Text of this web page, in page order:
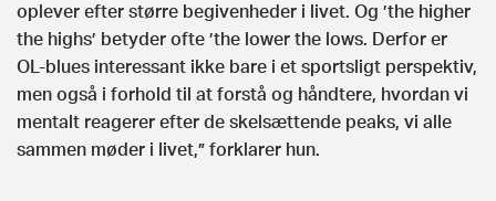
oplever efter større begivenheder i livet. Og ’the higher
the highs’ betyder ofte ’the lower the lows. Derfor er
OL-blues interessant ikke bare i et sportsligt perspektiv,
men også i forhold til at forstå og håndtere, hvordan vi
mentalt reagerer efter de skelsættende peaks, vi alle
sammen møder i livet,” forklarer hun.